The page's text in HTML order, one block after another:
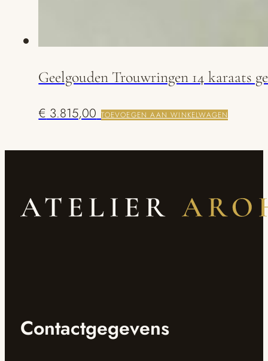
Geelgouden Trouwringen 14 karaats
€ 3.815,00 TOEVOEGEN AAN WINKELWAGEN
Contactgegevens